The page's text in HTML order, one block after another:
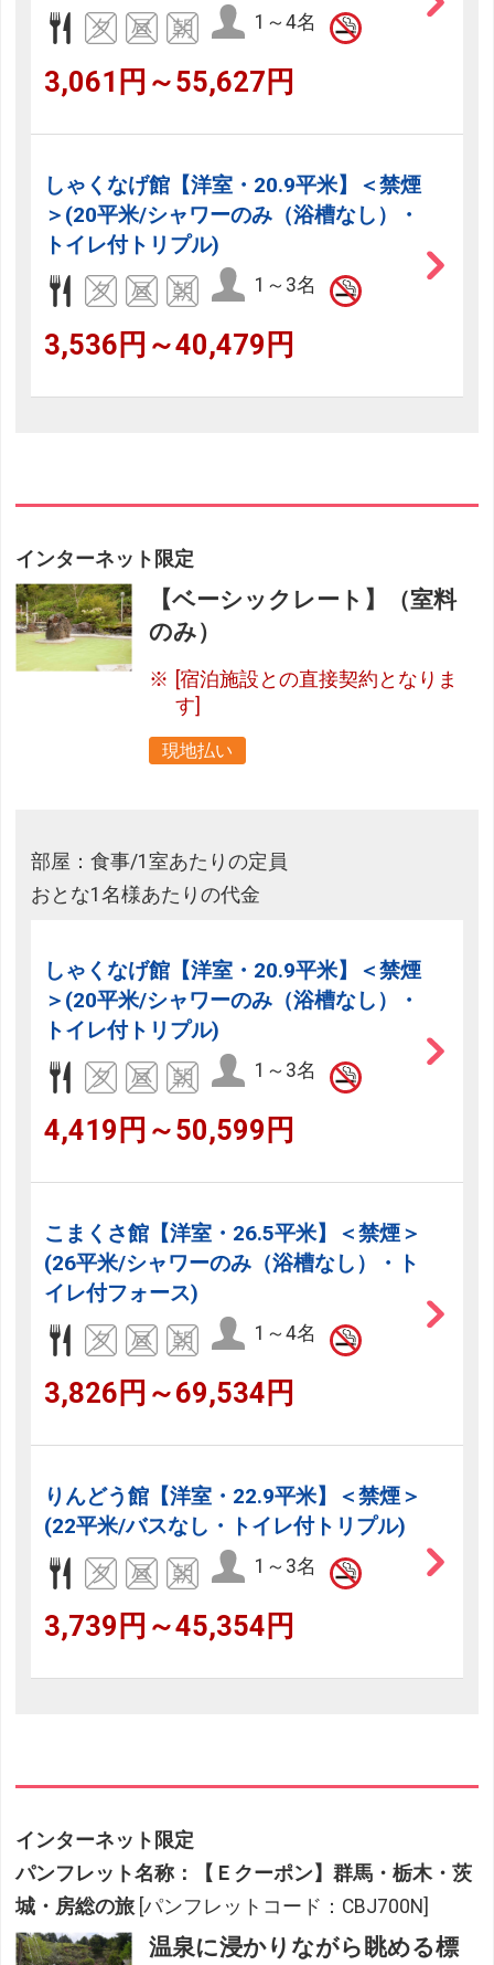
1～4名
3,061円～55,627円
しゃくなげ館【洋室・20.9平米】＜禁煙
＞(20平米/シャワーのみ（浴槽なし）・
トイレ付トリプル)
1～3名
3,536円～40,479円
インターネット限定
【ベーシックレート】（室料
のみ）
[宿泊施設との直接契約となりま
す]
現地払い
部屋：食事/1室あたりの定員
おとな1名様あたりの代金
しゃくなげ館【洋室・20.9平米】＜禁煙
＞(20平米/シャワーのみ（浴槽なし）・
トイレ付トリプル)
1～3名
4,419円～50,599円
こまくさ館【洋室・26.5平米】＜禁煙＞
(26平米/シャワーのみ（浴槽なし）・ト
イレ付フォース)
1～4名
3,826円～69,534円
りんどう館【洋室・22.9平米】＜禁煙＞
(22平米/バスなし・トイレ付トリプル)
1～3名
3,739円～45,354円
インターネット限定
パンフレット名称：【Ｅクーポン】群馬・栃木・茨
城・房総の旅 [パンフレットコード：CBJ700N]
温泉に浸かりながら眺める標